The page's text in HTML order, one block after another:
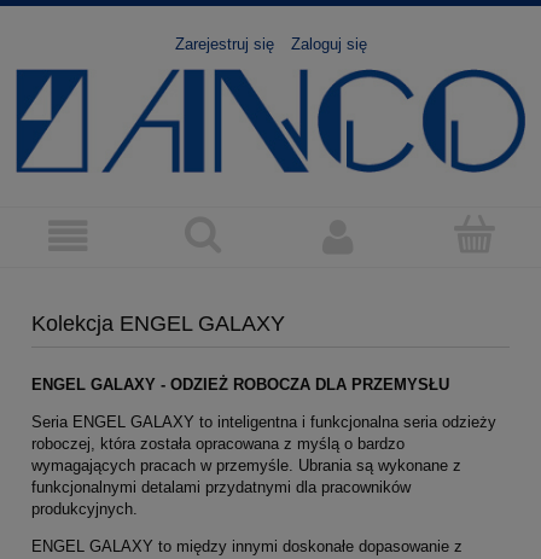
Zarejestruj się Zaloguj się
Kolekcja ENGEL GALAXY
ENGEL GALAXY - ODZIEŻ ROBOCZA DLA PRZEMYSŁU
Seria ENGEL GALAXY to inteligentna i funkcjonalna seria odzieży
roboczej, która została opracowana z myślą o bardzo
wymagających pracach w przemyśle. Ubrania są wykonane z
funkcjonalnymi detalami przydatnymi dla pracowników
produkcyjnych.
ENGEL GALAXY to między innymi doskonałe dopasowanie z